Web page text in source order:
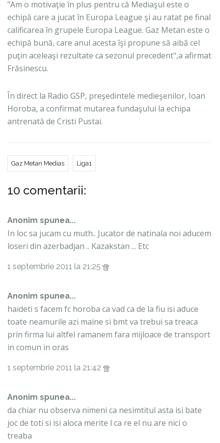
"Am o motivaţie în plus pentru că Mediaşul este o
echipă care a jucat în Europa League şi au ratat pe final
calificarea în grupele Europa League. Gaz Metan este o
echipă bună, care anul acesta îşi propune să aibă cel
puţin aceleaşi rezultate ca sezonul precedent",a afirmat
Frăsinescu.
În direct la Radio GSP, preşedintele medieşenilor, Ioan
Horoba, a confirmat mutarea fundaşului la echipa
antrenată de Cristi Pustai.
Gaz Metan Medias Liga1
10 comentarii:
Anonim spunea...
In loc sa jucam cu muth.. Jucator de natinala noi aducem
loseri din azerbadjan .. Kazakstan ... Etc
1 septembrie 2011 la 21:25
Anonim spunea...
haideti s facem fc horoba ca vad ca de la fiu isi aduce
toate neamurile azi maine si bmt va trebui sa treaca
prin firma lui altfel ramanem fara mijloace de transport
in comun in oras
1 septembrie 2011 la 21:42
Anonim spunea...
da chiar nu observa nimeni ca nesimtitul asta isi bate
joc de toti si isi aloca merite l ca re el nu are nici o
treaba